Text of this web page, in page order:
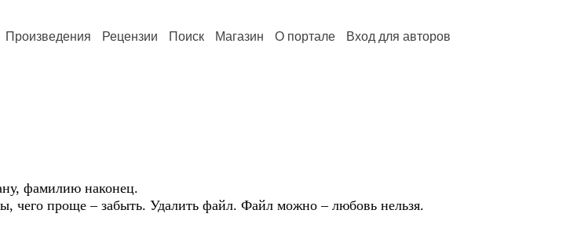
Произведения Рецензии Поиск Магазин О портале Вход для авторов
фамилию наконец.
чего проще – забыть. Удалить файл. Файл можно – любовь нельзя.